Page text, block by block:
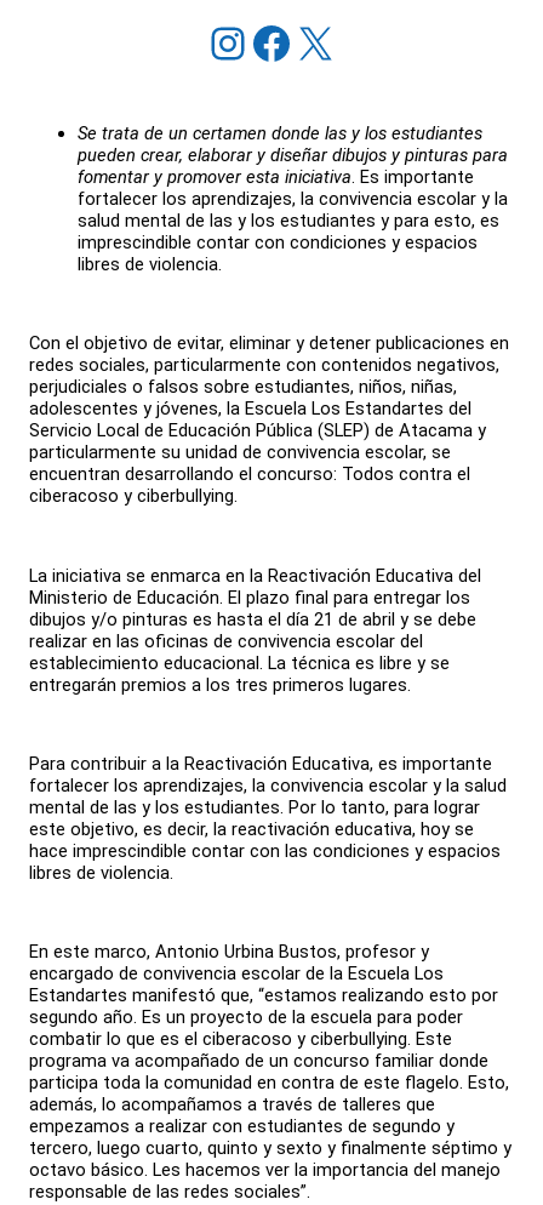
Instagram Facebook X
Se trata de un certamen donde las y los estudiantes
pueden crear, elaborar y diseñar dibujos y pinturas para
fomentar y promover esta iniciativa. Es importante
fortalecer los aprendizajes, la convivencia escolar y la
salud mental de las y los estudiantes y para esto, es
imprescindible contar con condiciones y espacios
libres de violencia.
Con el objetivo de evitar, eliminar y detener publicaciones en
redes sociales, particularmente con contenidos negativos,
perjudiciales o falsos sobre estudiantes, niños, niñas,
adolescentes y jóvenes, la Escuela Los Estandartes del
Servicio Local de Educación Pública (SLEP) de Atacama y
particularmente su unidad de convivencia escolar, se
encuentran desarrollando el concurso: Todos contra el
ciberacoso y ciberbullying.
La iniciativa se enmarca en la Reactivación Educativa del
Ministerio de Educación. El plazo final para entregar los
dibujos y/o pinturas es hasta el día 21 de abril y se debe
realizar en las oficinas de convivencia escolar del
establecimiento educacional. La técnica es libre y se
entregarán premios a los tres primeros lugares.
Para contribuir a la Reactivación Educativa, es importante
fortalecer los aprendizajes, la convivencia escolar y la salud
mental de las y los estudiantes. Por lo tanto, para lograr
este objetivo, es decir, la reactivación educativa, hoy se
hace imprescindible contar con las condiciones y espacios
libres de violencia.
En este marco, Antonio Urbina Bustos, profesor y
encargado de convivencia escolar de la Escuela Los
Estandartes manifestó que, “estamos realizando esto por
segundo año. Es un proyecto de la escuela para poder
combatir lo que es el ciberacoso y ciberbullying. Este
programa va acompañado de un concurso familiar donde
participa toda la comunidad en contra de este flagelo. Esto,
además, lo acompañamos a través de talleres que
empezamos a realizar con estudiantes de segundo y
tercero, luego cuarto, quinto y sexto y finalmente séptimo y
octavo básico. Les hacemos ver la importancia del manejo
responsable de las redes sociales”.